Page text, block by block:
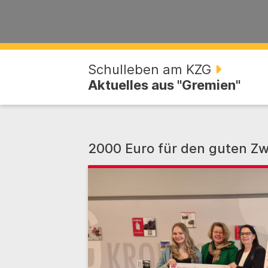
Schulleben am KZG
Aktuelles aus "Gremien"
2000 Euro für den guten